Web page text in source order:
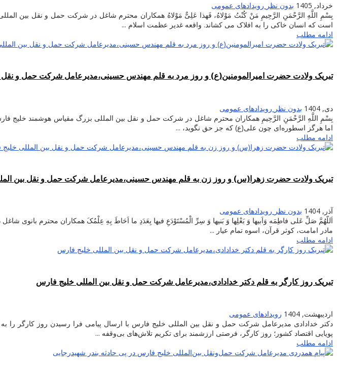
خرداد, 1405 بدون نظر رویدادهای عمومی
بِسْمِ اللَّهِ الرَّحْمَنِ الرَّحِیمِ مَنْ کُنْتُ مَوْلاهُ، فَهذا عَلِىٌّ مَوْلاهُ همکاران محترم شاغل در شرکت حمل و نقل بین
است که انسان خاکی را به افلاک می‏ کشاند. واقعه غدیر عظمت اسلام ...
ادامه مطلب
تبریک ولادت حضرت امیرالمومنین(ع) و روز مرد به قلم مهندس حسینی،مدیرعامل شرکت حمل و نقل
دی, 1404 بدون نظر رویدادهای عمومی
بِسْمِ اللَّهِ الرَّحْمَنِ الرَّحِیمِ همکاران محترم شاغل در شرکت حمل و نقل بین المللی بزرگ مقیاس هوشمند خلیج
اما هرگز اسطوره‌ای چون علی(ع) که جز حق نگوید، ...
ادامه مطلب
تبریک ولادت حضرت زهرا(س) و روز زن به قلم مهندس حسینی،مدیرعامل شرکت حمل و نقل بین
آذر, 1404 بدون نظر رویدادهای عمومی
اَللّهُمَّ صَلِّ عَلی فاطِمَه وَاَبیها وَ بَعْلِها وَ بَنیها وَ سِرِّ الْمُسْتَوْدَعِ فیها بِعَدَدِ ما اَحَاطَ بِهِ عِلْمُکَ همکاران محترم
مادر امامت، کوثر قرآن، اسوه تمام عیار ...
ادامه مطلب
تبریک روز کارگر به قلم دکتر خدادادی،مدیرعامل شرکت حمل و نقل بین المللی خلیج فارس
اردیبهشت, 1404
رویدادهای عمومی
دکتر خدادادی مدیرعامل شرکت حمل و نقل بین المللی خلیج فارس با ارسال پیامی فرا رسیدن روز کارگر
پویایی اقتصاد کشور؛ روز کارگر، فرصتی ارزشمند برای تکریم تلاش‌های بی‌وقفه ...
ادامه مطلب